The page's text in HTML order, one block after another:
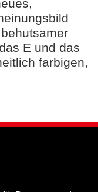
E und das
farbigen,